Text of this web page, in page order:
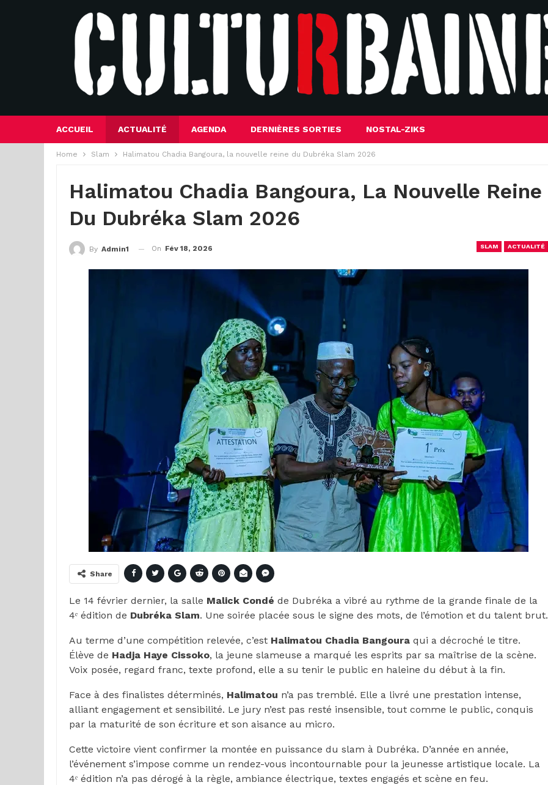
ACCUEIL ACTUALITÉ AGENDA DERNIÈRES SORTIES NOSTAL-ZIKS
Home Slam Halimatou Chadia Bangoura, la nouvelle reine du Dubréka Slam 2026
Halimatou Chadia Bangoura, La Nouvelle Reine
Du Dubréka Slam 2026
SLAM ACTUALITÉ
By Admin1 On Fév 18, 2026
Share
Le 14 février dernier, la salle Malick Condé de Dubréka a vibré au rythme de la grande finale de la
4ᵉ édition de Dubréka Slam. Une soirée placée sous le signe des mots, de l’émotion et du talent brut.
Au terme d’une compétition relevée, c’est Halimatou Chadia Bangoura qui a décroché le titre.
Élève de Hadja Haye Cissoko, la jeune slameuse a marqué les esprits par sa maîtrise de la scène.
Voix posée, regard franc, texte profond, elle a su tenir le public en haleine du début à la fin.
Face à des finalistes déterminés, Halimatou n’a pas tremblé. Elle a livré une prestation intense,
alliant engagement et sensibilité. Le jury n’est pas resté insensible, tout comme le public, conquis
par la maturité de son écriture et son aisance au micro.
Cette victoire vient confirmer la montée en puissance du slam à Dubréka. D’année en année,
l’événement s’impose comme un rendez-vous incontournable pour la jeunesse artistique locale. La
4ᵉ édition n’a pas dérogé à la règle, ambiance électrique, textes engagés et scène en feu.